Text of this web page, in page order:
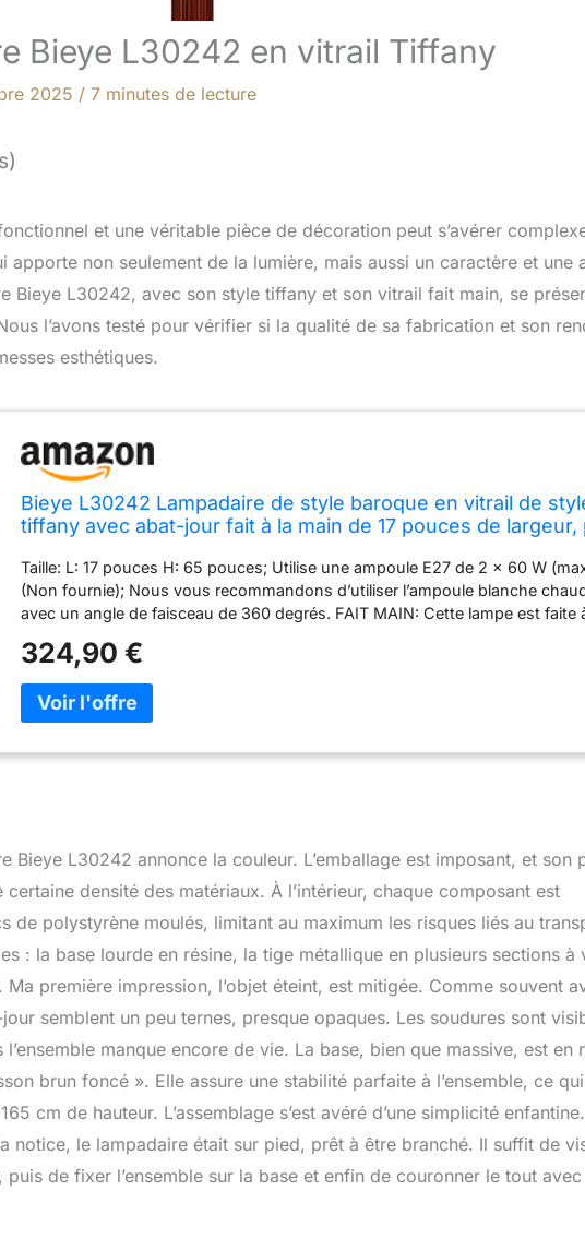
Bieye L30242 en vitrail Tiffany
2025 / 7 minutes de lecture
et une véritable pièce de décoration peut s’avérer
apporte non seulement de la lumière, mais aussi un caractère et une
Bieye L30242, avec son style tiffany et son vitrail fait main, se
l’avons testé pour vérifier si la qualité de sa fabrication et son
esthétiques.
Bieye L30242 Lampadaire de style baroque en vitrail de
tiffany avec abat-jour fait à la main de 17 pouces de largeur,
Taille: L: 17 pouces H: 65 pouces; Utilise une ampoule E27 de 2 x 60 W
(Non fournie); Nous vous recommandons d’utiliser l’ampoule blanche
avec un angle de faisceau de 360 degrés. FAIT MAIN: Cette lampe est faite
selon la méthode de la feuille de cuivre. TIMELESS: Le vitrail est intemporel et
perd jamais son éclat; Vous remarquerez la différence de couleur entre la
allumée et éteinte CADEAU SPÉCIAL: C’est définitivement un cadeau spécial
votre amoureux, parents, enfants, clients et collègues; Il convient
pour un chevet, salon et salle à manger etc ASSURANCE: garantie de
324,90 €
Bieye L30242 annonce la couleur. L’emballage est imposant, et son
densité des matériaux. À l’intérieur, chaque composant est
de polystyrène moulés, limitant au maximum les risques liés au
: la base lourde en résine, la tige métallique en plusieurs sections à
première impression, l’objet éteint, est mitigée. Comme souvent
semblent un peu ternes, presque opaques. Les soudures sont
manque encore de vie. La base, bien que massive, est en
brun foncé ». Elle assure une stabilité parfaite à l’ensemble, ce
cm de hauteur. L’assemblage s’est avéré d’une simplicité
notice, le lampadaire était sur pied, prêt à être branché. Il suffit de
de fixer l’ensemble sur la base et enfin de couronner le tout avec